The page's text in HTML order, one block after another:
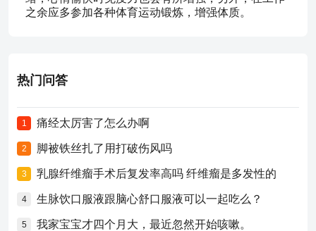
之余应多参加各种体育运动锻炼，增强体质。
热门问答
1 痛经太厉害了怎么办啊
2 脚被铁丝扎了用打破伤风吗
3 乳腺纤维瘤手术后复发率高吗 纤维瘤是多发性的
4 生脉饮口服液跟脑心舒口服液可以一起吃么？
5 我家宝宝才四个月大，最近忽然开始咳嗽。